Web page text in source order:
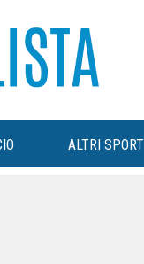
ALTRI SPORT